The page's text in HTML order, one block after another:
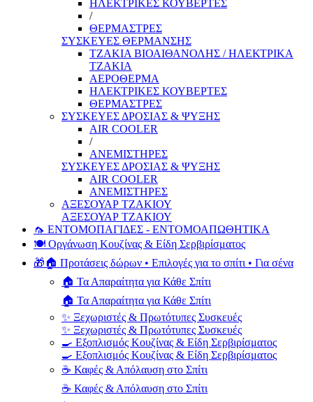
ΗΛΕΚΤΡΙΚΕΣ ΚΟΥΒΕΡΤΕΣ
/
ΘΕΡΜΑΣΤΡΕΣ
ΣΥΣΚΕΥΕΣ ΘΕΡΜΑΝΣΗΣ
ΤΖΑΚΙΑ ΒΙΟΑΙΘΑΝΟΛΗΣ / ΗΛΕΚΤΡΙΚΑ
ΤΖΑΚΙΑ
ΑΕΡΟΘΕΡΜΑ
ΗΛΕΚΤΡΙΚΕΣ ΚΟΥΒΕΡΤΕΣ
ΘΕΡΜΑΣΤΡΕΣ
ΣΥΣΚΕΥΕΣ ΔΡΟΣΙΑΣ & ΨΥΞΗΣ
AIR COOLER
/
ΑΝΕΜΙΣΤΗΡΕΣ
ΣΥΣΚΕΥΕΣ ΔΡΟΣΙΑΣ & ΨΥΞΗΣ
AIR COOLER
ΑΝΕΜΙΣΤΗΡΕΣ
ΑΞΕΣΟΥΑΡ ΤΖΑΚΙΟΥ
ΑΞΕΣΟΥΑΡ ΤΖΑΚΙΟΥ
🦟 ΕΝΤΟΜΟΠΑΓΙΔΕΣ - ΕΝΤΟΜΟΑΠΩΘΗΤΙΚΑ
🍽️ Οργάνωση Κουζίνας & Είδη Σερβιρίσματος
🎁🏠 Προτάσεις δώρων • Επιλογές για το σπίτι • Για σένα
🏠 Τα Απαραίτητα για Κάθε Σπίτι
🏠 Τα Απαραίτητα για Κάθε Σπίτι
✨ Ξεχωριστές & Πρωτότυπες Συσκευές
✨ Ξεχωριστές & Πρωτότυπες Συσκευές
🍳 Εξοπλισμός Κουζίνας & Είδη Σερβιρίσματος
🍳 Εξοπλισμός Κουζίνας & Είδη Σερβιρίσματος
☕ Καφές & Απόλαυση στο Σπίτι
☕ Καφές & Απόλαυση στο Σπίτι